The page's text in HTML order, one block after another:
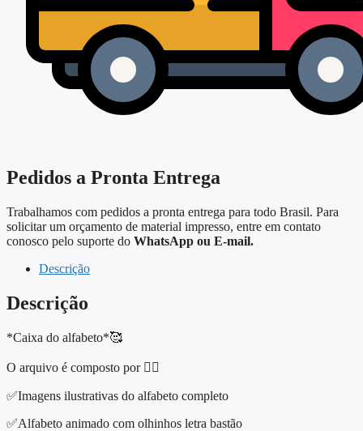
Pedidos a Pronta Entrega
Trabalhamos com pedidos a pronta entrega para todo Brasil. Para
solicitar um orçamento de material impresso, entre em contato
conosco pelo suporte do WhatsApp ou E-mail.
Descrição
Descrição
*Caixa do alfabeto*🥰
O arquivo é composto por 👇🏻
✅Imagens ilustrativas do alfabeto completo
✅Alfabeto animado com olhinhos letra bastão